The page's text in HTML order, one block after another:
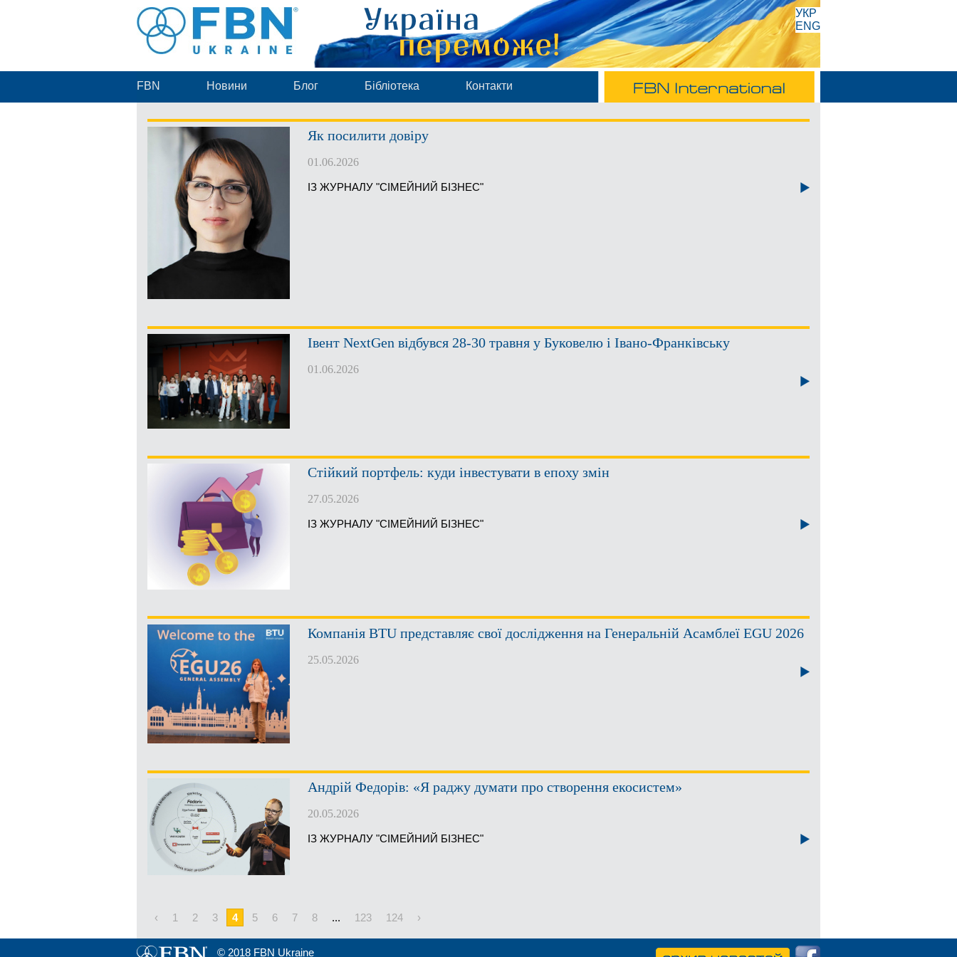
УКР
ENG
FBN Новини Блог Бібліотека Контакти
Як посилити довіру
01.06.2026
ІЗ ЖУРНАЛУ "СІМЕЙНИЙ БІЗНЕС"
Івент NextGen відбувся 28-30 травня у Буковелю і Івано-Франківську
01.06.2026
Стійкий портфель: куди інвестувати в епоху змін
27.05.2026
ІЗ ЖУРНАЛУ "СІМЕЙНИЙ БІЗНЕС"
Компанія BTU представляє свої дослідження на Генеральній Асамблеї EGU 2026
25.05.2026
Андрій Федорів: «Я раджу думати про створення екосистем»
20.05.2026
ІЗ ЖУРНАЛУ "СІМЕЙНИЙ БІЗНЕС"
‹ 1 2 3 4 5 6 7 8 ... 123 124 ›
© 2018 FBN Ukraine